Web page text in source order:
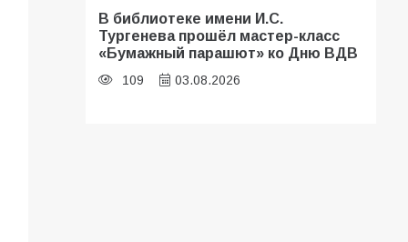
В библиотеке имени И.С.
Тургенева прошёл мастер-класс
«Бумажный парашют» ко Дню ВДВ
109 03.08.2026